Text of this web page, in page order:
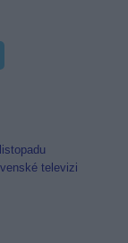
televizi